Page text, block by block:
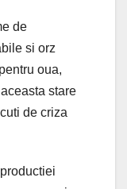
de
si orz
oua,
stare
de criza